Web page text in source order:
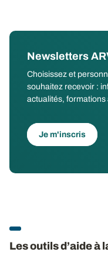
Newsletters
Choisissez et
souhaitez recevoir :
actualités, formations
Je m'inscris
Les outils d’aide à